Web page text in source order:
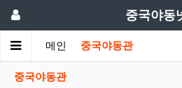
중국야동
메인 중국야동관
중국야동관